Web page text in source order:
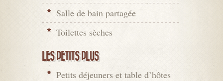
Salle de bain partagée
Toilettes sèches
LES PETITS PLUS
Petits déjeuners et table d’hôtes